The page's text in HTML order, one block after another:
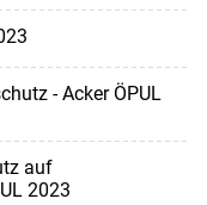
- Acker ÖPUL
auf
2023